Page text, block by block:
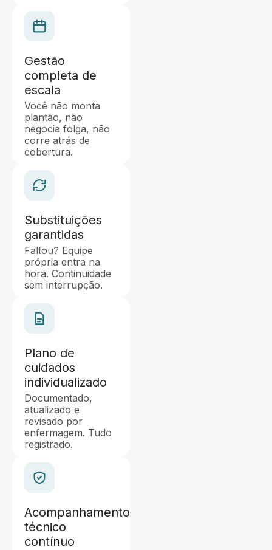
Gestão
completa de
escala
Você não monta
plantão, não
negocia folga, não
corre atrás de
cobertura.
Substituições
garantidas
Faltou? Equipe
própria entra na
hora. Continuidade
sem interrupção.
Plano de
cuidados
individualizado
Documentado,
atualizado e
revisado por
enfermagem. Tudo
registrado.
Acompanhamento
técnico
contínuo